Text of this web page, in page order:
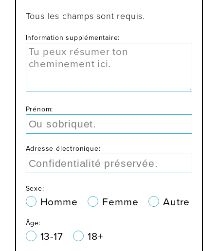
Tous les champs sont requis.
Information supplémentaire:
Prénom:
Adresse électronique:
Sexe:
Homme Femme Autre
Âge:
13-17 18+